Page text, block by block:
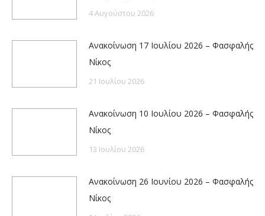
4 Αυγούστου 2026
Ανακοίνωση 17 Ιουλίου 2026 – Φασφαλής
Νίκος
21 Ιουλίου 2026
Ανακοίνωση 10 Ιουλίου 2026 – Φασφαλής
Νίκος
13 Ιουλίου 2026
Ανακοίνωση 26 Ιουνίου 2026 – Φασφαλής
Νίκος